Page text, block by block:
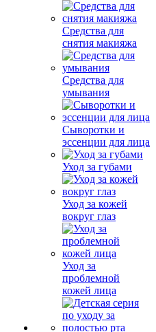
Средства для
снятия макияжа
Средства для
умывания
Сыворотки и
эссенции для лица
Уход за губами
Уход за кожей
вокруг глаз
Уход за
проблемной
кожей лица